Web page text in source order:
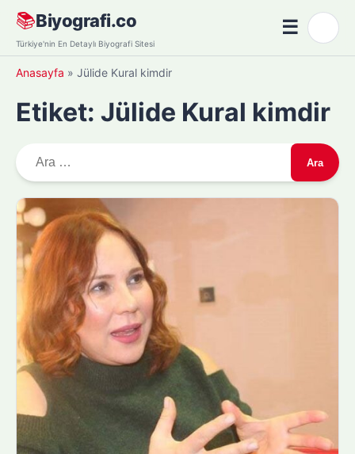
Skip
content
📚Biyografi.co
Türkiye'nin En Detaylı Biyografi Sitesi
☰Menü
Anasayfa » Jülide Kural kimdir
Etiket: Jülide Kural kimdir
r
m
: